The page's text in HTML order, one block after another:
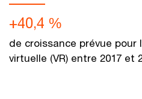
+40,4 %
de croissance prévue
virtuelle (VR) entre 2017 et